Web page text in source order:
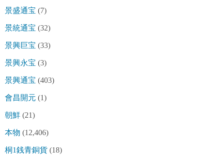
景盛通宝 (7)
景統通宝 (32)
景興巨宝 (33)
景興永宝 (3)
景興通宝 (403)
會昌開元 (1)
朝鮮 (21)
本物 (12,406)
桐1銭青銅貨 (18)